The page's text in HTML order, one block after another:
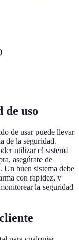
de uso
de usar puede llevar
de la seguridad.
utilizar el sistema
asegúrate de
Un buen sistema debe
con rapidez, y
la seguridad